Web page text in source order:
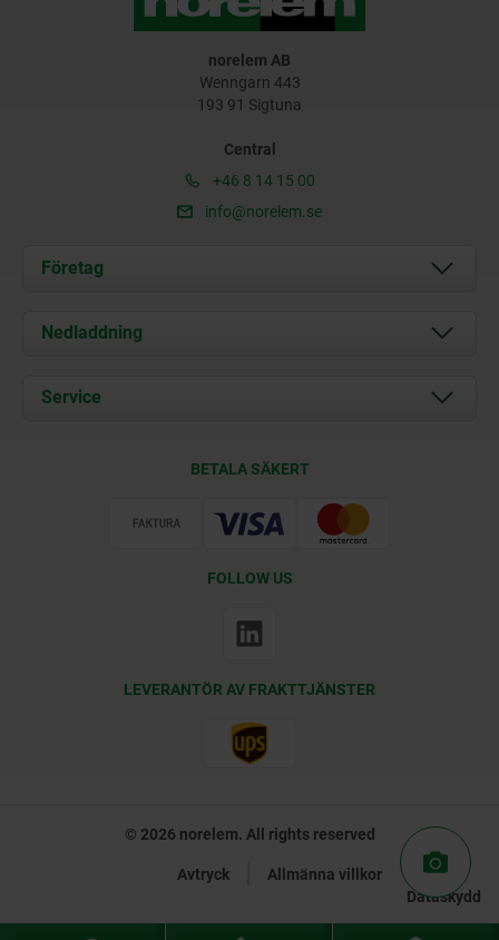
norelem AB
Wenngarn 443
193 91 Sigtuna
Central
+46 8 14 15 00
info@norelem.se
Företag
Om oss
Kontakt
Nedladdning
Documents
Service
BETALA SÄKERT
FOLLOW US
LEVERANTÖR AV FRAKTTJÄNSTER
© 2026 norelem. All rights reserved
Avtryck
Allmänna villkor
Dataskydd